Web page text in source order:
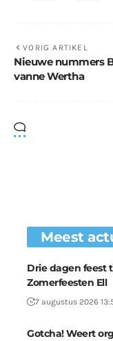
VORIG ARTIKEL
Nieuwe nummers
vanne Wertha
Meest
Drie dagen feest
Zomerfeesten Ell
7 augustus 2026
Gotcha! Weert